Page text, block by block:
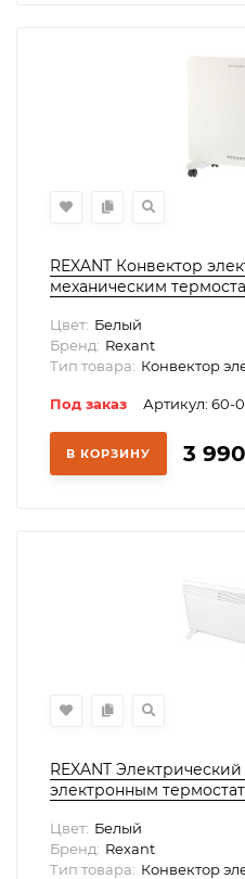
REXANT Конвектор
меxаническим
Цвет: Белый
Бренд: Rexant
Тип товара: Конвектор
Под заказ Артикул: 60-
В КОРЗИНУ 3 990
REXANT
электронным
Цвет: Белый
Бренд: Rexant
Тип товара: Конвектор